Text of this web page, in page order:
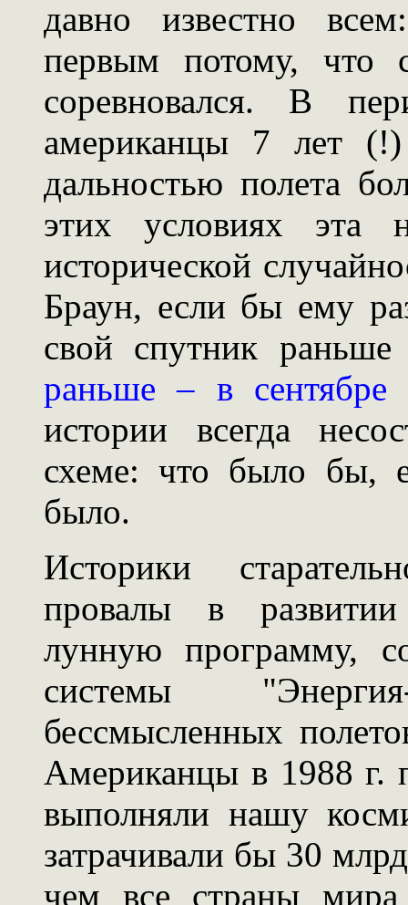
давно известно
первым потому, что
соревновался. В
американцы 7 лет (!)
дальностью полета
этих условиях эта
исторической
Браун, если бы ему
свой спутник
раньше – в
истории всегда
схеме: что было бы,
было.
Историки
провалы в развитии
лунную программу,
системы
бессмысленных
Американцы в 1988 г.
выполняли нашу
затрачивали бы 30
чем все страны мира